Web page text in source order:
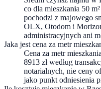
co dla mieszkania 50
pochodzi z majowego
OLX, Otodom i
administracyjnych ani
Jaka jest cena za metr
Cena za metr
8913 zł według
notarialnych, nie ceny
jako punkt odniesienia